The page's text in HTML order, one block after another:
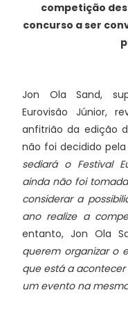
competição
concurso a ser
Jon Ola Sand,
Eurovisão Júnior,
anfitrião da edição
não foi decidido pela
sediará o Festival
ainda não foi
considerar a
ano realize a
entanto, Jon Ola
querem organizar o
que está a acontecer
um evento na